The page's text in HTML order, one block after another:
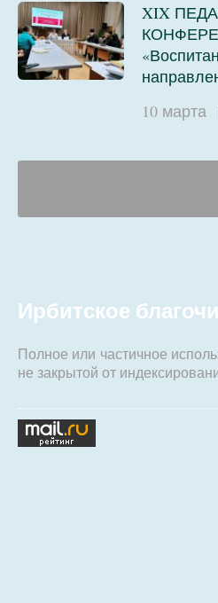
XIX
10 марта
Ирбитское
Полное или частичное
не закрытой от